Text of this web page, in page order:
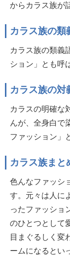
からカラス族が
カラス族の類
カラス族の類義
ション」とも呼
カラス族の対
カラスの明確な
んが、全身白で
ファッション」
カラス族まと
色んなファッシ
す。元々は人に
ったファッショ
のひとつとして
目まぐるしく変
ームになるとい